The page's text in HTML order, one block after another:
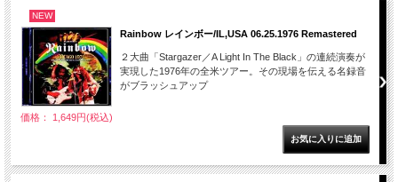
NEW
Rainbow レインボー/IL,USA 06.25.1976 Remastered
２大曲「Stargazer／A Light In The Black」の連続演奏が
実現した1976年の全米ツアー。その現場を伝える名録音
がブラッシュアップ
価格： 1,649円(税込)